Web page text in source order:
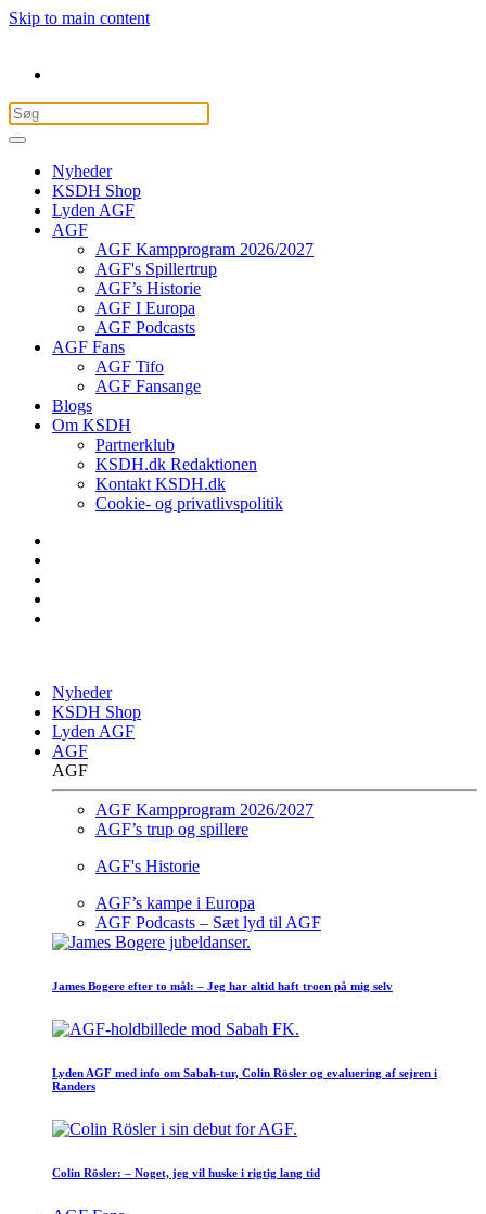
Skip to main content
Nyheder
KSDH Shop
Lyden AGF
AGF
AGF Kampprogram 2026/2027
AGF's Spillertrup
AGF’s Historie
AGF I Europa
AGF Podcasts
AGF Fans
AGF Tifo
AGF Fansange
Blogs
Om KSDH
Partnerklub
KSDH.dk Redaktionen
Kontakt KSDH.dk
Cookie- og privatlivspolitik
Nyheder
KSDH Shop
Lyden AGF
AGF
AGF
AGF Kampprogram 2026/2027
AGF’s trup og spillere
AGF's Historie
AGF’s kampe i Europa
AGF Podcasts – Sæt lyd til AGF
James Bogere efter to mål: – Jeg har altid haft troen på mig selv
Lyden AGF med info om Sabah-tur, Colin Rösler og evaluering af sejren i
Randers
Colin Rösler: – Noget, jeg vil huske i rigtig lang tid